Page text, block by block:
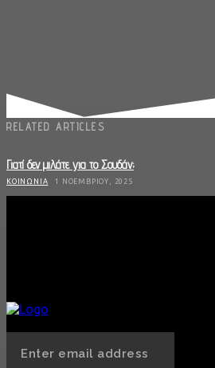
RELATED ARTICLES
Γιατί δεν μιλάτε για το Σουδάν;
ΚΟΙΝΩΝΊΑ 1 ΝΟΕΜΒΡΊΟΥ, 2025